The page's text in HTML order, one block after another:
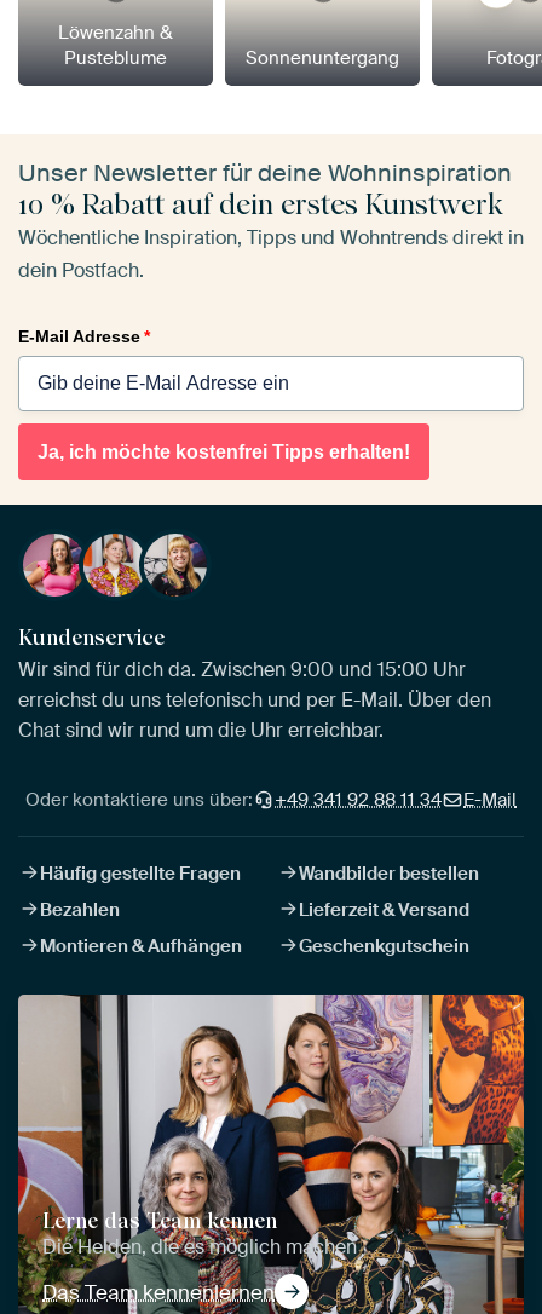
Löwenzahn &
Pusteblume
Sonnenuntergang
Unser Newsletter für deine Wohninspiration
10 % Rabatt auf dein erstes Kunstwerk
Wöchentliche Inspiration, Tipps und Wohntrends direkt in
dein Postfach.
E-Mail Adresse*
Ja, ich möchte kostenfrei Tipps erhalten!
Kundenservice
Wir sind für dich da. Zwischen 9:00 und 15:00 Uhr
erreichst du uns telefonisch und per E-Mail. Über den
Chat sind wir rund um die Uhr erreichbar.
Oder kontaktiere uns über: +49 341 92 88 11 34 E-Mail
Häufig gestellte Fragen
Wandbilder bestellen
Bezahlen
Lieferzeit & Versand
Montieren & Aufhängen
Geschenkgutschein
Lerne das Team kennen
Die Helden, die es möglich machen
Das Team kennenlernen